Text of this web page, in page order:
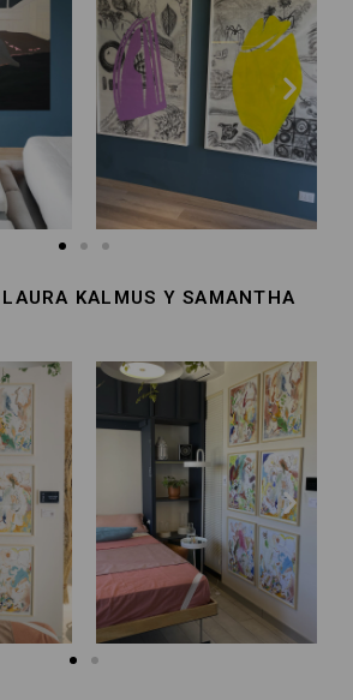
LAURA KALMUS Y SAMANTHA